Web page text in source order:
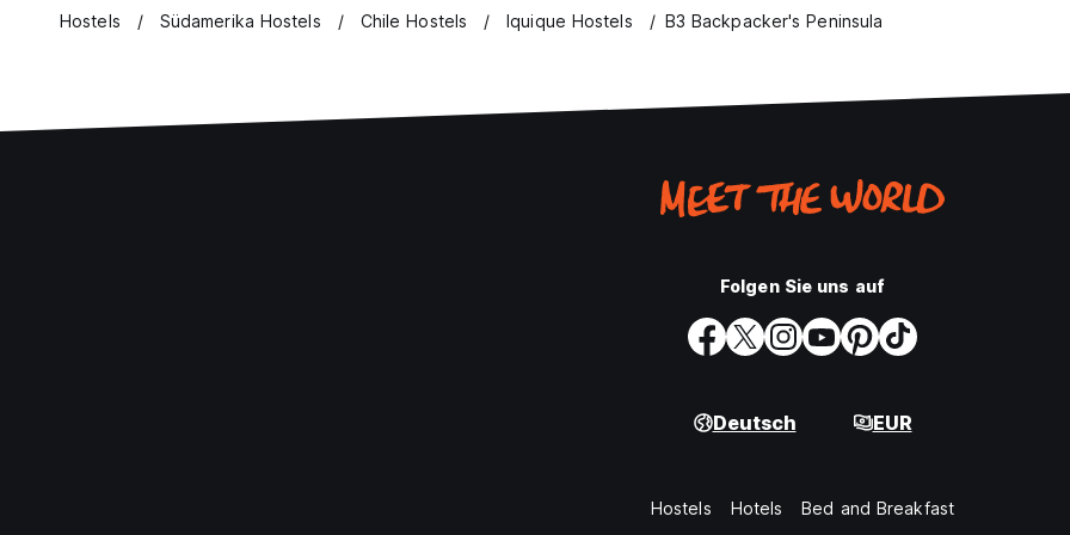
Hostels Südamerika Hostels Chile Hostels Iquique Hostels B3 Backpacker's Peninsula
Folgen Sie uns auf
Deutsch EUR
Hostels Hotels Bed and Breakfast